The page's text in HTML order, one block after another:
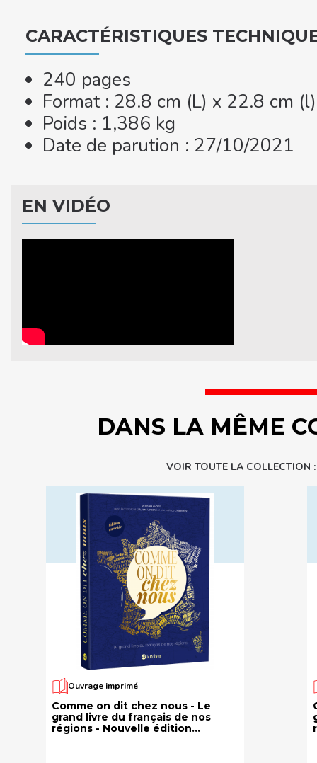
CARACTÉRISTIQUES
240 pages
Format : 28.8 cm (L) x 22.8 cm
Poids : 1,386 kg
Date de parution : 27/10/2021
EN VIDÉO
DANS LA MÊME
VOIR TOUTE LA COLLECTION
Ouvrage imprimé
Comme on dit chez nous - Le
grand livre du français de nos
régions - Nouvelle édition